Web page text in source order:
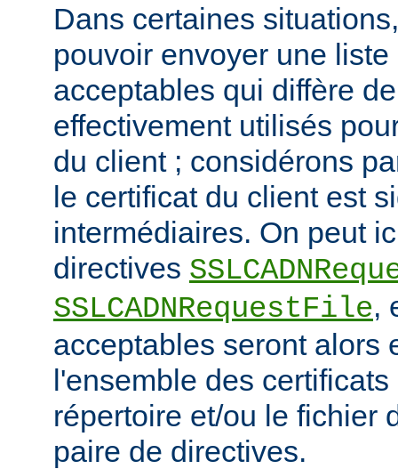
Dans certaines
pouvoir envoyer une
acceptables qui diffère
effectivement utilisés
du client ; considérons
le certificat du client est
intermédiaires. On peut
directives
SSLCADNRequestFile,
acceptables seront alors
l'ensemble des
répertoire et/ou le fichier
paire de directives.